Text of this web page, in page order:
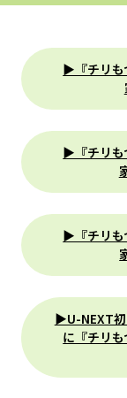
▶『チリも
▶『チリも
▶『チリも
▶U-NEXT初
に『チリ